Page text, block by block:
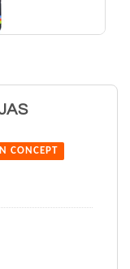
CONCEPT